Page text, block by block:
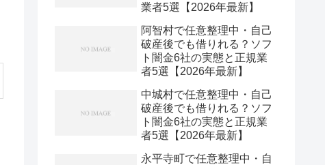
業者5選【2026年最新】
阿智村で任意整理中・自己
破産後でも借りれる？ソフ
ト闇金6社の実態と正規業
者5選【2026年最新】
中城村で任意整理中・自己
破産後でも借りれる？ソフ
ト闇金6社の実態と正規業
者5選【2026年最新】
永平寺町で任意整理中・自